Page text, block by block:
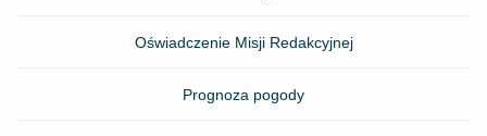
Oświadczenie Misji Redakcyjnej
Prognoza pogody